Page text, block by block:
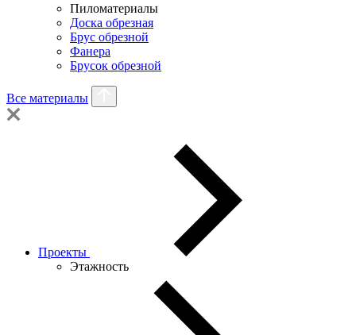
Пиломатериалы
Доска обрезная
Брус обрезной
Фанера
Брусок обрезной
Все материалы
Проекты
Этажность